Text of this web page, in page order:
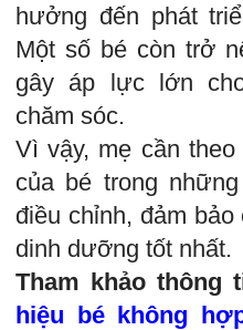
hưởng đến phát
Một số bé còn trở
gây áp lực lớn
chăm sóc.
Vì vậy, mẹ cần
của bé trong
điều chỉnh, đảm
dinh dưỡng tốt nhất.
Tham khảo
hiệu bé không